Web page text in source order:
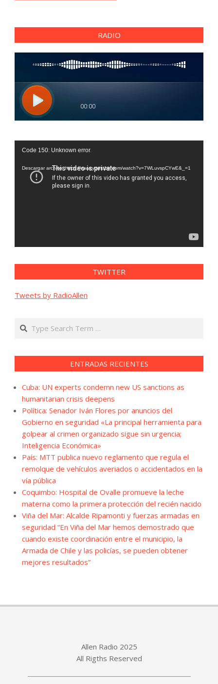
RADIO
Reproductor
vídeo
Code 150: Unknown error.
Descargar archivo: https://www.youtube.com/watch?v=7WLuvspCYwE&_=1
TWITTER
Tweets by RadioAllen
Search
ENTRADAS RECIENTES
Cuba: UN experts condemn new US sanctions as
humanitarian crisis deepens
Política: Senador Iván Flores por anuncios del
Gobierno en seguridad «La principal herramienta para
golpear al crimen organizado sigue sin urgencia;
Inteligencia Económica»
País: MTT publica nuevo reglamento que regula el
remolque de vehículos averiados o accidentados en la
vía pública
Coquimbo: Hospital de Ovalle promueve la leche
materna como la primera protección del recién nacido
Viña del Mar: Alcalde Ripamonti y fuerzas armadas en
seguridad “En Viña del Mar hemos demostrado que
cuando existe coordinación entre el municipio, la
Armada de Chile y las policías, se pueden obtener
mejores resultados”
Allen Radio 2025
All Rigths Reserved